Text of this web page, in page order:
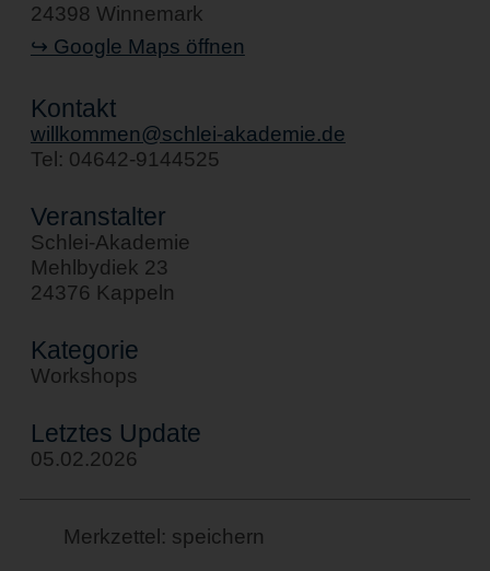
24398 Winnemark
↪ Google Maps öffnen
Kontakt
willkommen@schlei-akademie.de
Tel: 04642-9144525
Veranstalter
Schlei-Akademie
Mehlbydiek 23
24376 Kappeln
Kategorie
Workshops
Letztes Update
05.02.2026
Merkzettel: speichern